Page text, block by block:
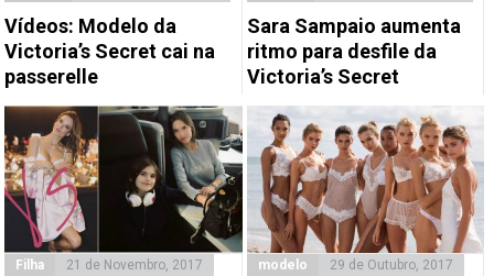
Vídeos: Modelo da
Victoria’s Secret cai na
passerelle
Sara Sampaio aumenta
ritmo para desfile da
Victoria’s Secret
Filha 21 de Novembro, 2017 modelo 29 de Outubro, 2017